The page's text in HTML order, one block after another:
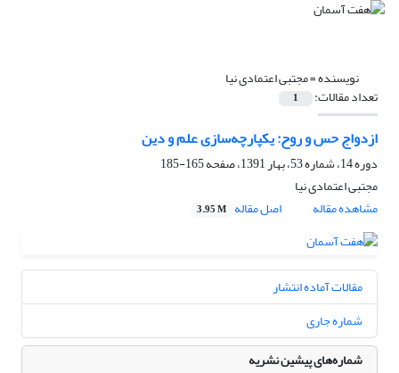
نویسنده =مجتبی اعتمادی نیا
تعداد مقالات: 1
ازدواج حس و روح: یکپارچه‌سازی علم و دین
دوره 14، شماره 53، بهار 1391، صفحه
165-185
مجتبی اعتمادی نیا
مشاهده مقاله
اصل مقاله 3.95 M
مقالات آماده انتشار
شماره جاری
شماره‌های پیشین نشریه